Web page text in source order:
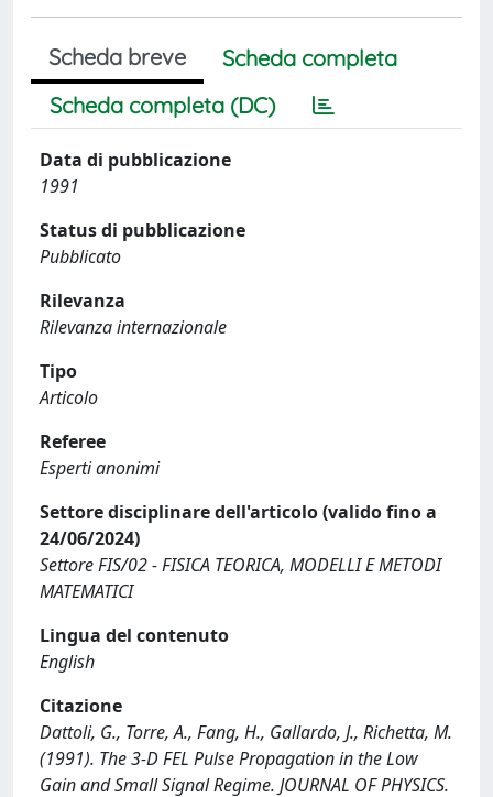
Scheda breve
Scheda completa
Scheda completa (DC)
Data di pubblicazione
1991
Status di pubblicazione
Pubblicato
Rilevanza
Rilevanza internazionale
Tipo
Articolo
Referee
Esperti anonimi
Settore disciplinare dell'articolo (valido fino a
24/06/2024)
Settore FIS/02 - FISICA TEORICA, MODELLI E METODI
MATEMATICI
Lingua del contenuto
English
Citazione
Dattoli, G., Torre, A., Fang, H., Gallardo, J., Richetta, M.
(1991). The 3-D FEL Pulse Propagation in the Low
Gain and Small Signal Regime. JOURNAL OF PHYSICS.